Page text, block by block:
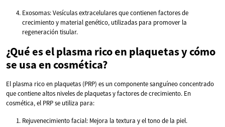
Exosomas: Vesículas extracelulares que contienen factores de
crecimiento y material genético, utilizadas para promover la
regeneración tisular.
¿Qué es el plasma rico en plaquetas y cómo
se usa en cosmética?
El plasma rico en plaquetas (PRP) es un componente sanguíneo concentrado
que contiene altos niveles de plaquetas y factores de crecimiento. En
cosmética, el PRP se utiliza para:
Rejuvenecimiento facial: Mejora la textura y el tono de la piel.